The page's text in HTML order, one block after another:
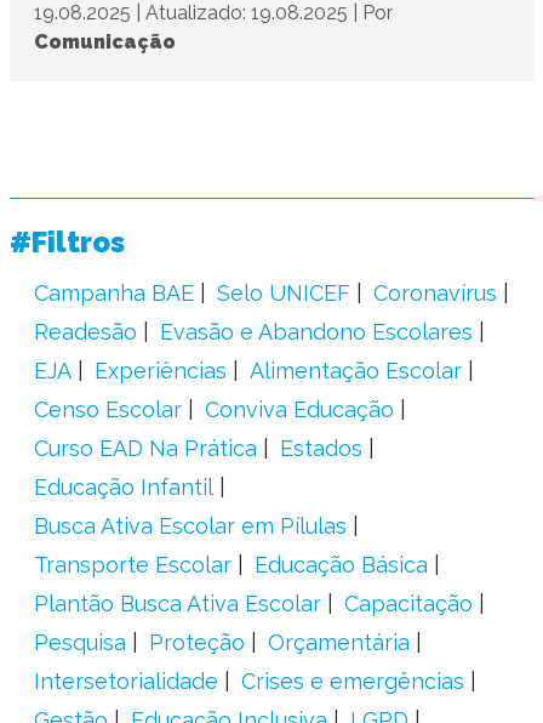
19.08.2025 Atualizado: 19.08.2025
Por
Comunicação
#Filtros
Campanha BAE Selo UNICEF
Coronavírus
Readesão
Evasão e Abandono Escolares
EJA
Experiências
Alimentação Escolar
Censo Escolar
Conviva Educação
Curso EAD Na Prática
Estados
Educação Infantil
Busca Ativa Escolar em Pílulas
Transporte Escolar
Educação Básica
Plantão Busca Ativa Escolar
Capacitação
Pesquisa
Proteção
Orçamentária
Intersetorialidade
Crises e emergências